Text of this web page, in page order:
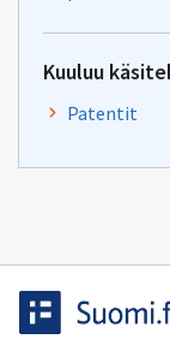
Kuuluu
Patentit